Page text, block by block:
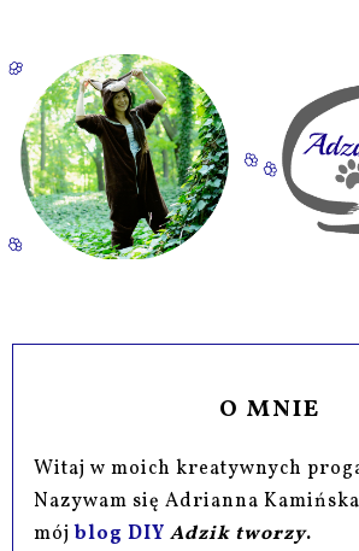
O MNIE
Witaj w moich kreatywnych
Nazywam się Adrianna
mójblog DIY Adzik tworzy.